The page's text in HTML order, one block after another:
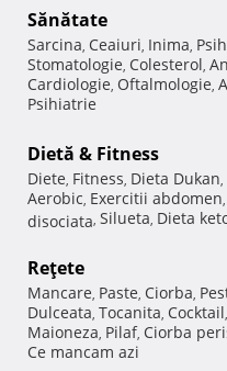
Sănătate
Sarcina, Ceaiuri, Inima,
Stomatologie, Colesterol,
Cardiologie, Oftalmologie,
Psihiatrie
Dietă & Fitness
Diete, Fitness, Dieta Dukan,
Aerobic, Exercitii abdomen,
disociata, Silueta, Dieta
Reţete
Mancare, Paste, Ciorba,
Dulceata, Tocanita, Cocktail,
Maioneza, Pilaf, Ciorba
Ce mancam azi